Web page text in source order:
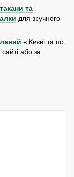
та
для зручного
в Києві та по
або за